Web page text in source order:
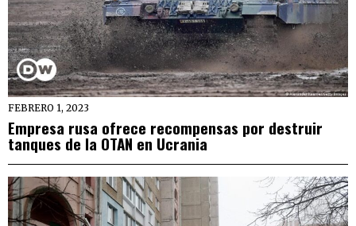
FEBRERO 1, 2023
Empresa rusa ofrece recompensas por destruir
tanques de la OTAN en Ucrania